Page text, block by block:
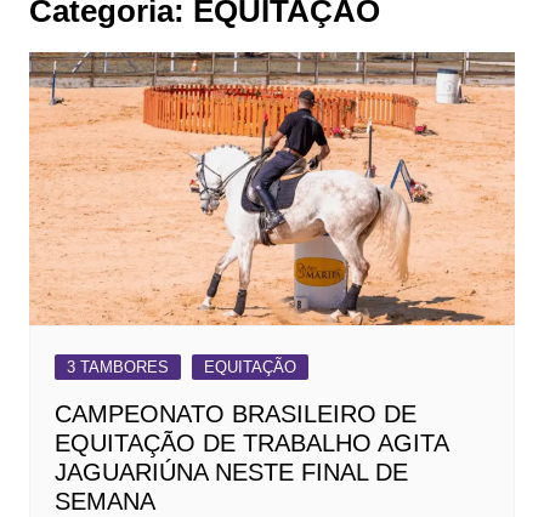
Categoria: EQUITAÇÃO
3 TAMBORES EQUITAÇÃO
CAMPEONATO BRASILEIRO DE
EQUITAÇÃO DE TRABALHO AGITA
JAGUARIÚNA NESTE FINAL DE
SEMANA